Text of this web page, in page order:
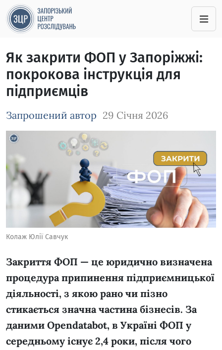
Як закрити ФОП у Запоріжжі:
покрокова інструкція для
підприємців
Запрошений автор 29 Січня 2026
Зображення завантажується
Колаж Юлії Савчук
Закриття ФОП — це юридично визначена
процедура припинення підприємницької
діяльності, з якою рано чи пізно
стикається значна частина бізнесів. За
даними Opendatabot, в Україні ФОП у
середньому існує 2,4 роки, після чого